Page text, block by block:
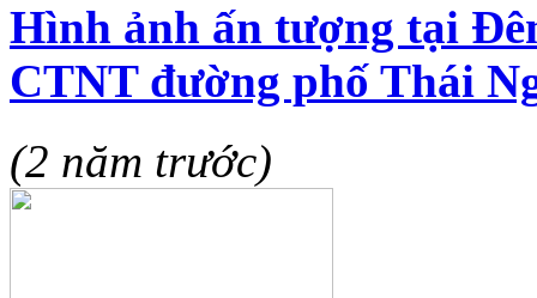
Hình ảnh ấn tượng tại
CTNT đường phố Thái
(2 năm trước)